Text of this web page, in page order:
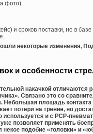
фото).
и сроков поставки, но в
некоторые изменения,
и особенности
накачкой
Связано это со
Небольшая площадь контакта
потери на трение, но
и с PCP-
позволяет применять
подобие «головки» и